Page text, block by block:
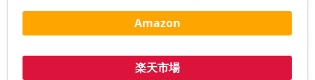
Amazon
楽天市場